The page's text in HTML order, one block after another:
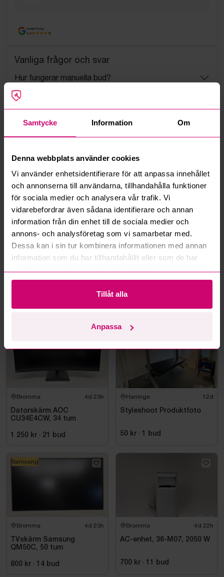
Samtycke Information Om
Denna webbplats använder cookies
Vi använder enhetsidentifierare för att anpassa innehållet
och annonserna till användarna, tillhandahålla funktioner
för sociala medier och analysera vår trafik. Vi
vidarebefordrar även sådana identifierare och annan
information från din enhet till de sociala medier och
annons- och analysföretag som vi samarbetar med.
Dessa kan i sin tur kombinera informationen med annan
information som du har tillhandahållit eller som de har
Tillåt alla
Anpassa
Google Rating
4.5
Vanliga frågor och svar
Hur fungerar manuella bud?
Vad innebär serviceavgift?
Hur fungerar maxbud?
Hur fungerar budmotorn?
Kan jag ångra ett bud?
Kan ni frakta mina vunna objekt?
Läs fler frågor och svar
Bromma 4d 23h
Datorskärm AOC
CU34E4CW, 34 tum
1 250 kr · 21 bud
Haninge 12d
Styleshoot Produktfoto
50 kr · 1 bud
Bromma 4d 23h
TVskärm Samsung
QM50C, 50 tum
800 kr · 14 bud
Samsung
Bromma 4d 22h
AC-enhet, 36-M07, 2050 W
700 kr · 11 bud